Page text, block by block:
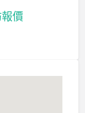
價